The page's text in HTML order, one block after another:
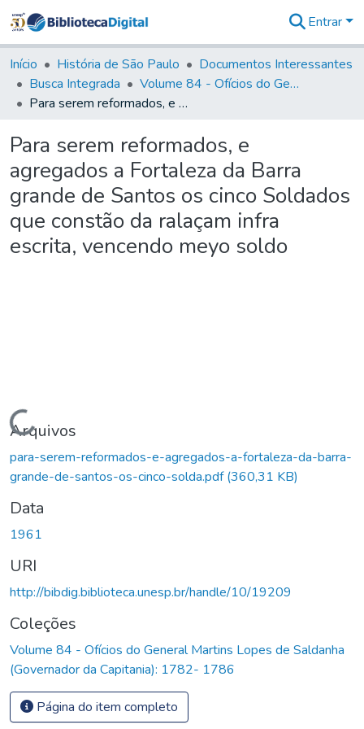
&
Coleções
Tudo na
Biblioteca
Estatísticas
Entrar
Início História de São Paulo
Documentos Interessantes
Busca Integrada
Volume 84 - Ofícios do General Martins Lopes de Saldanha (Governador da Capitania): 1782- 1786
Para serem reformados, e agregados a Fortaleza da Barra grande de Santos os cinco Soldados que constão da ralaçam infra escrita, vencendo meyo soldo
Para serem reformados, e
agregados a Fortaleza da Barra
grande de Santos os cinco Soldados
que constão da ralaçam infra
escrita, vencendo meyo soldo
Carregando...
Arquivos
para-serem-reformados-e-agregados-a-fortaleza-da-barra-
grande-de-santos-os-cinco-solda.pdf(360,31 KB)
Data
1961
URI
http://bibdig.biblioteca.unesp.br/handle/10/19209
Coleções
Volume 84 - Ofícios do General Martins Lopes de Saldanha
(Governador da Capitania): 1782- 1786
Página do item completo